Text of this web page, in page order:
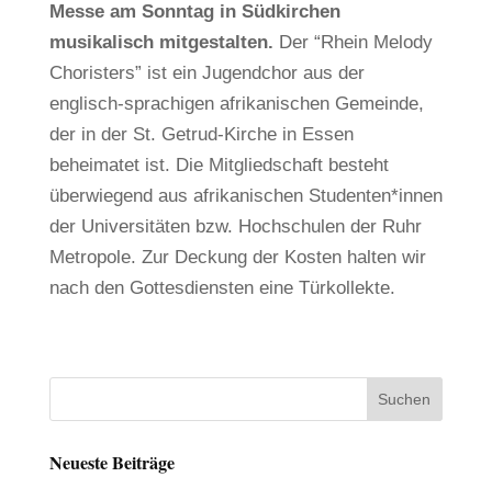
Messe am Sonntag in Südkirchen
musikalisch mitgestalten. Der “Rhein Melody
Choristers” ist ein Jugendchor aus der
englisch-sprachigen afrikanischen Gemeinde,
der in der St. Getrud-Kirche in Essen
beheimatet ist. Die Mitgliedschaft besteht
überwiegend aus afrikanischen Studenten*innen
der Universitäten bzw. Hochschulen der Ruhr
Metropole. Zur Deckung der Kosten halten wir
nach den Gottesdiensten eine Türkollekte.
Neueste Beiträge